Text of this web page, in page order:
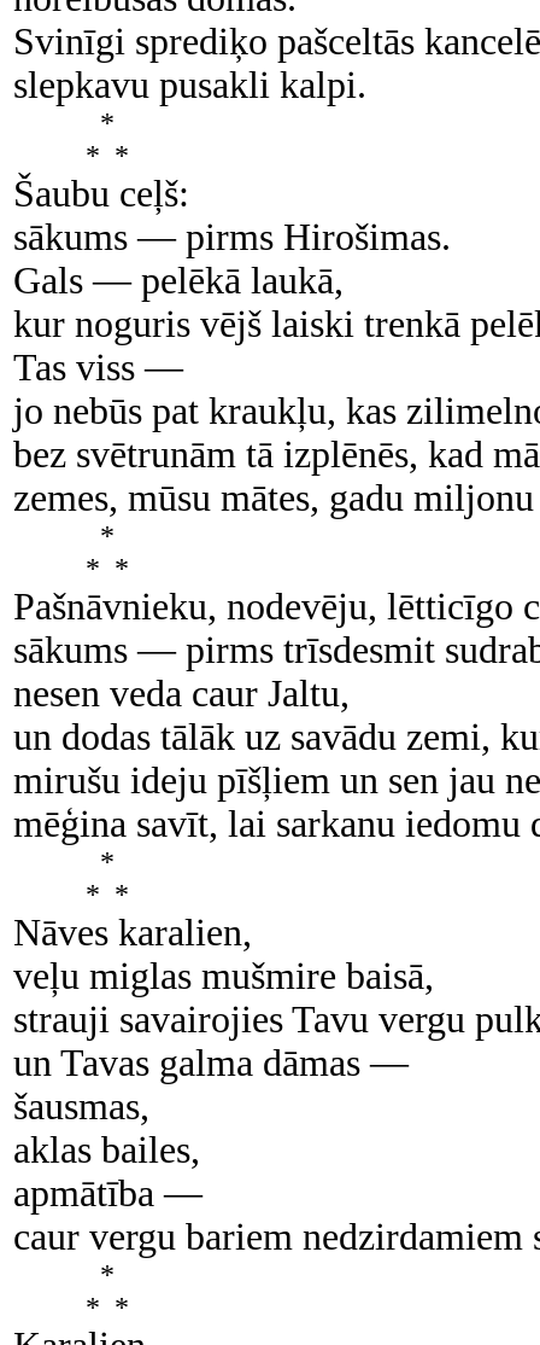
Svinīgi sprediķo pašceltās
slepkavu pusakli kalpi.
*
* *
Šaubu ceļš:
sākums — pirms Hirošimas.
Gals — pelēkā laukā,
kur noguris vējš laiski trenkā
Tas viss —
jo nebūs pat kraukļu, kas
bez svētrunām tā izplēnēs, kad
zemes, mūsu mātes, gadu
*
* *
Pašnāvnieku, nodevēju, lētticīgo
sākums — pirms trīsdesmit
nesen veda caur Jaltu,
un dodas tālāk uz savādu zemi,
mirušu ideju pīšļiem un sen jau
mēģina savīt, lai sarkanu iedomu
*
* *
Nāves karalien,
veļu miglas mušmire baisā,
strauji savairojies Tavu vergu
un Tavas galma dāmas —
šausmas,
aklas bailes,
apmātība —
caur vergu bariem nedzirdamiem
*
* *